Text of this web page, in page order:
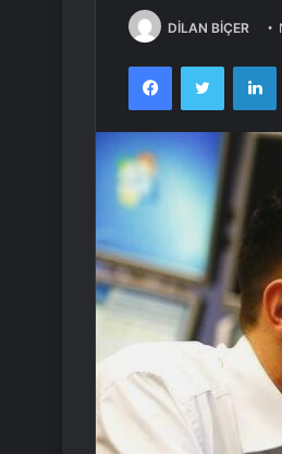
DİLAN BİÇER
FacebookTwitter